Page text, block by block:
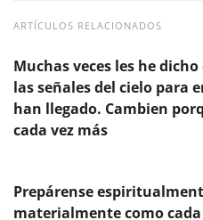
ARTÍCULOS RELACIONADOS
Muchas veces les he
las señales del cielo para
han llegado. Cambien
cada vez más
Prepárense
materialmente como